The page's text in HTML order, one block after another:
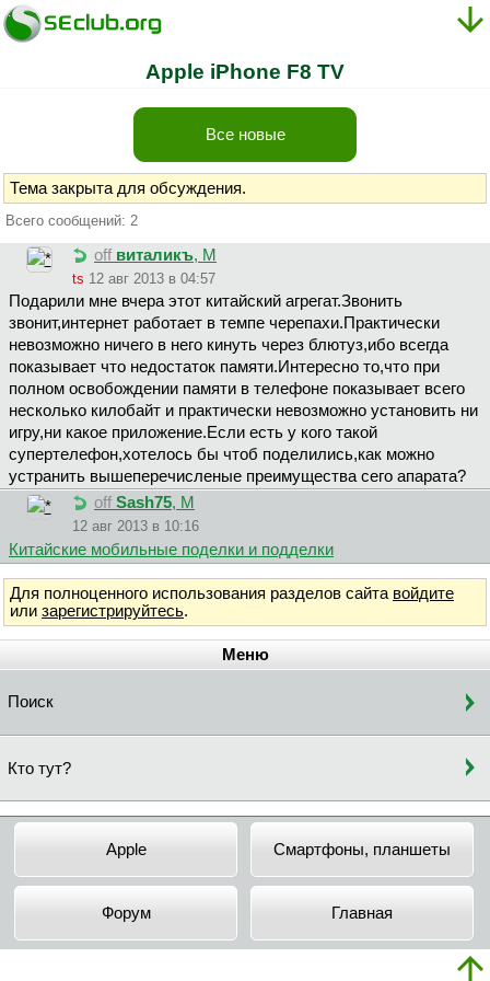
Apple iPhone F8 TV
Все новые
Тема закрыта для обсуждения.
Всего сообщений: 2
off виталикъ, М
ts 12 авг 2013 в 04:57
Подарили мне вчера этот китайский агрегат.Звонить
звонит,интернет работает в темпе черепахи.Практически
невозможно ничего в него кинуть через блютуз,ибо всегда
показывает что недостаток памяти.Интересно то,что при
полном освобождении памяти в телефоне показывает всего
несколько килобайт и практически невозможно установить ни
игру,ни какое приложение.Если есть у кого такой
супертелефон,хотелось бы чтоб поделились,как можно
устранить вышеперечисленые преимущества сего апарата?
off Sash75, М
12 авг 2013 в 10:16
Китайские мобильные поделки и подделки
Для полноценного использования разделов сайта войдите
или зарегистрируйтесь.
Меню
Поиск
Кто тут?
Apple Смартфоны, планшеты
Форум Главная